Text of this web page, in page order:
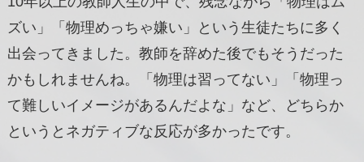
ズい」「物理めっちゃ嫌い」という生徒たちに多く
出会ってきました。教師を辞めた後でもそうだった
かもしれませんね。「物理は習ってない」「物理っ
て難しいイメージがあるんだよな」など、どちらか
というとネガティブな反応が多かったです。